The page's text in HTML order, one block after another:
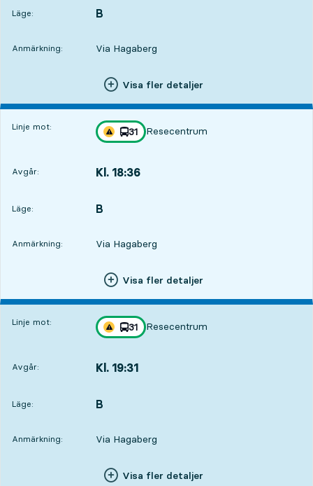
Läge:
LÄGE, B
,
Anmärkning: Via Hagaberg
Visa fler detaljer
Linje mot:
Trafikstörning på resan finns
linje
31
mot
Resecentrum
,
Avgår: Kl. 18:36
Läge:
LÄGE, B
,
Anmärkning: Via Hagaberg
Visa fler detaljer
Linje mot:
Trafikstörning på resan finns
linje
31
mot
Resecentrum
,
Avgår: Kl. 19:31
Läge:
LÄGE, B
,
Anmärkning: Via Hagaberg
Visa fler detaljer